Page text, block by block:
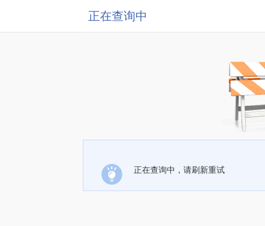
正在查询中
正在查询中，请刷新重试